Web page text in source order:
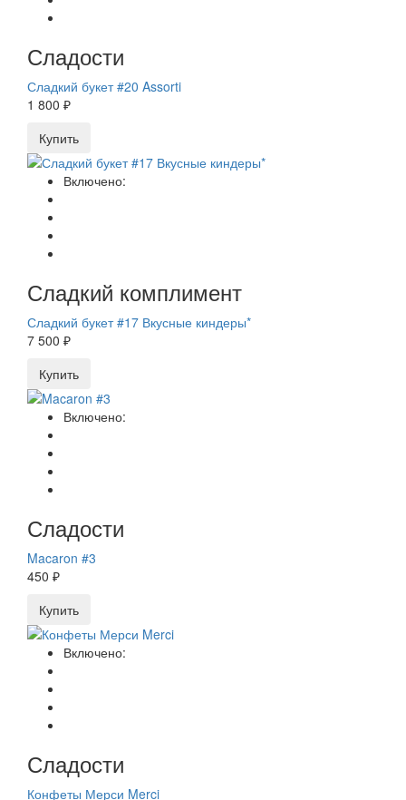
Сладости
Сладкий букет #20 Assorti
1 800 ₽
Купить
Включено:
Сладкий комплимент
Сладкий букет #17 Вкусные киндеры*
7 500 ₽
Купить
Включено:
Сладости
Macaron #3
450 ₽
Купить
Включено:
Сладости
Конфеты Мерси Merci